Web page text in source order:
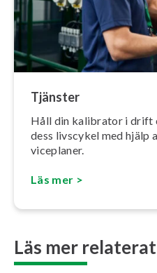
Tjänster
Håll din kalibrator i drift
dess livscykel med
vice­pla­ner.
Läs mer >
Läs mer